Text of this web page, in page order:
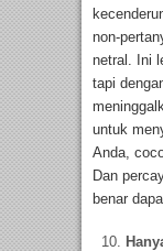
non-
netral. Ini
tapi
untuk
Anda,
Dan
benar